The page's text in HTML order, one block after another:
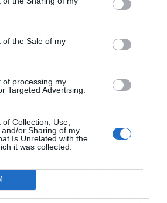
of the Sale of my
of processing my
Targeted Advertising.
Collection, Use,
or Sharing of my
Is Unrelated with the
it was collected.
είχε το ομόλογο της
τις τέσσερις φορές
ζητούσε 250 εκατ. ευρώ.
ζήτηση, η εταιρεία και οι
κάτω άκρο του εύρους
τους